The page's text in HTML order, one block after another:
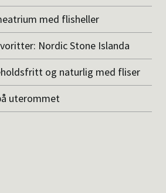
med flisheller
Nordic Stone Islanda
og naturlig med fliser
uterommet